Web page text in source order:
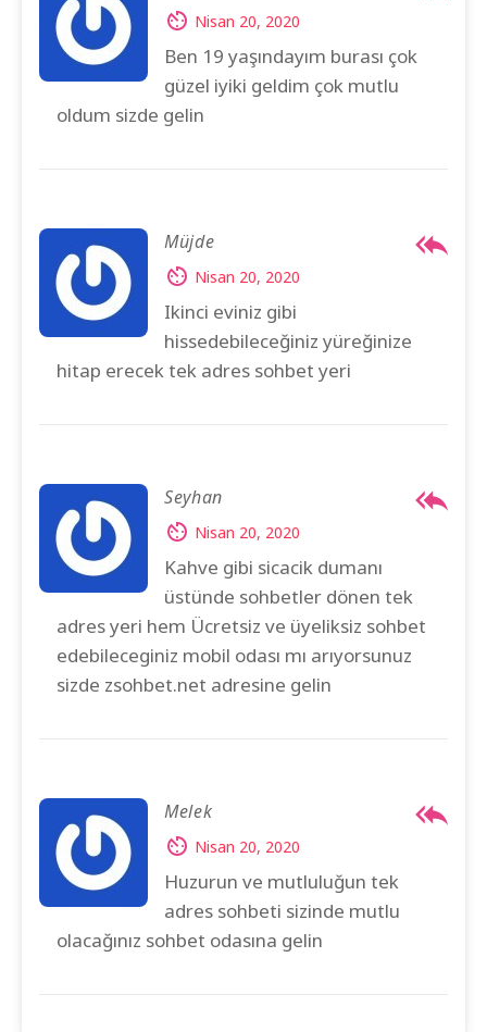
Nisan 20, 2020
Ben 19 yaşındayım burası çok
güzel iyiki geldim çok mutlu
oldum sizde gelin
Müjde
Nisan 20, 2020
Ikinci eviniz gibi
hissedebileceğiniz yüreğinize
hitap erecek tek adres sohbet yeri
Seyhan
Nisan 20, 2020
Kahve gibi sicacik dumanı
üstünde sohbetler dönen tek
adres yeri hem Ücretsiz ve üyeliksiz sohbet
edebileceginiz mobil odası mı arıyorsunuz
sizde zsohbet.net adresine gelin
Melek
Nisan 20, 2020
Huzurun ve mutluluğun tek
adres sohbeti sizinde mutlu
olacağınız sohbet odasına gelin